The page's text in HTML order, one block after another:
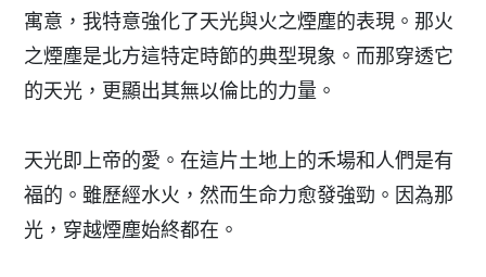
寓意，我特意強化了天光與火之煙塵的表現。那火
之煙塵是北方這特定時節的典型現象。而那穿透它
的天光，更顯出其無以倫比的力量。
天光即上帝的愛。在這片土地上的禾場和人們是有
福的。雖歷經水火，然而生命力愈發強勁。因為那
光，穿越煙塵始終都在。